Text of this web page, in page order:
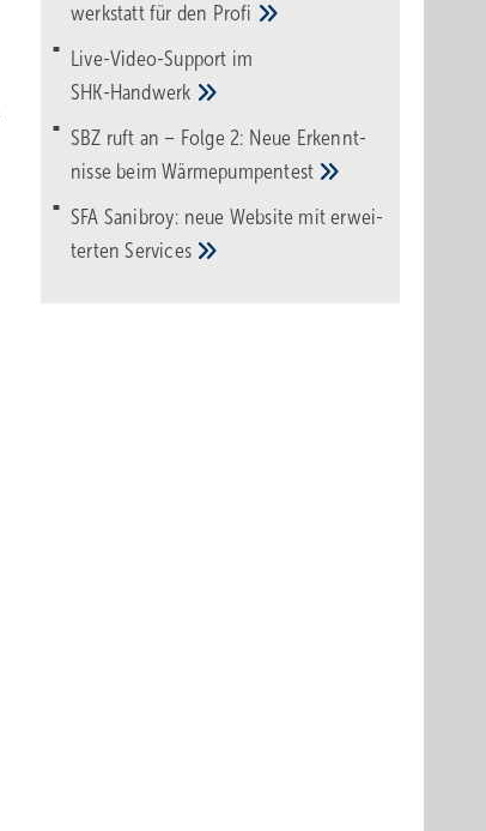
werk­statt für den Pro­fi
Live-Video-Support im
SHK-Handwerk
SBZ ruft an – Folge 2: Neue Erkennt­
nisse beimWärme­pumpen­test
SFA Sanibroy: neue Web­site mit erwei­
tertenServices